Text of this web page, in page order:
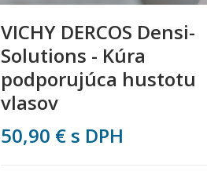
VICHY DERCOS Densi-
Solutions - Kúra
podporujúca hustotu
vlasov
50,90 € s DPH